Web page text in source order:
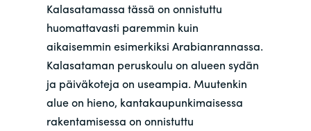
Kalasatamassa tässä on onnistuttu
huomattavasti paremmin kuin
aikaisemmin esimerkiksi Arabianrannassa.
Kalasataman peruskoulu on alueen sydän
ja päiväkoteja on useampia. Muutenkin
alue on hieno, kantakaupunkimaisessa
rakentamisessa on onnistuttu